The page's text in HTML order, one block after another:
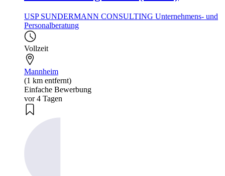
USP SUNDERMANN CONSULTING Unternehmens- und
Personalberatung
Vollzeit
Mannheim
(1 km entfernt)
Einfache Bewerbung
vor 4 Tagen